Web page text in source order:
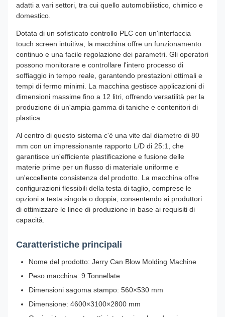
adatti a vari settori, tra cui quello automobilistico, chimico e
domestico.
Dotata di un sofisticato controllo PLC con un'interfaccia
touch screen intuitiva, la macchina offre un funzionamento
continuo e una facile regolazione dei parametri. Gli operatori
possono monitorare e controllare l'intero processo di
soffiaggio in tempo reale, garantendo prestazioni ottimali e
tempi di fermo minimi. La macchina gestisce applicazioni di
dimensioni massime fino a 12 litri, offrendo versatilità per la
produzione di un'ampia gamma di taniche e contenitori di
plastica.
Al centro di questo sistema c'è una vite dal diametro di 80
mm con un impressionante rapporto L/D di 25:1, che
garantisce un'efficiente plastificazione e fusione delle
materie prime per un flusso di materiale uniforme e
un'eccellente consistenza del prodotto. La macchina offre
configurazioni flessibili della testa di taglio, comprese le
opzioni a testa singola o doppia, consentendo ai produttori
di ottimizzare le linee di produzione in base ai requisiti di
capacità.
Caratteristiche principali
Nome del prodotto: Jerry Can Blow Molding Machine
Peso macchina: 9 Tonnellate
Dimensioni sagoma stampo: 560×530 mm
Dimensione: 4600×3100×2800 mm